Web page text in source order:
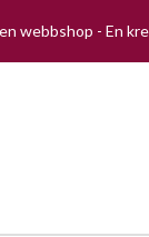
webbshop - En